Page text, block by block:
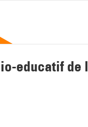
educatif de